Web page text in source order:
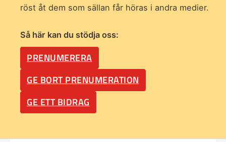
röst åt dem som sällan får höras i andra medier.
Så här kan du stödja oss:
PRENUMERERA
GE BORT PRENUMERATION
GE ETT BIDRAG